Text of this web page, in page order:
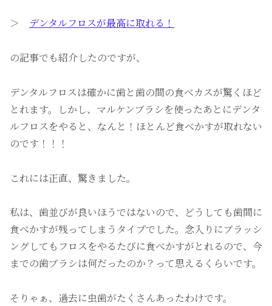
＞ デンタルフロスが最高に取れる！
の記事でも紹介したのですが、
デンタルフロスは確かに歯と歯の間の食べカスが驚くほど
とれます。しかし、マルケンブラシを使ったあとにデンタ
ルフロスをやると、なんと！ほとんど食べかすが取れない
のです！！！
これには正直、驚きました。
私は、歯並びが良いほうではないので、どうしても歯間に
食べかすが残ってしまうタイプでした。念入りにブラッシ
ングしてもフロスをやるたびに食べかすがとれるので、今
までの歯ブラシは何だったのか？って思えるくらいです。
そりゃぁ、過去に虫歯がたくさんあったわけです。